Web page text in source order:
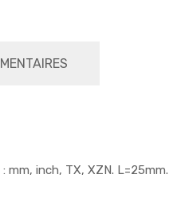
mm, inch, TX, XZN. L=25mm.